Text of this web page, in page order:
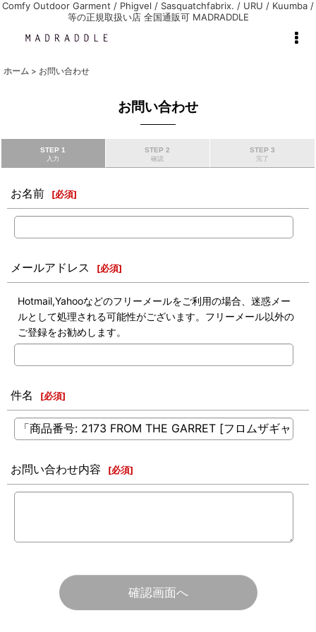
Comfy Outdoor Garment / Phigvel / Sasquatchfabrix. / URU / Kuumba /
等の正規取扱い店 全国通販可 MADRADDLE
ホーム > お問い合わせ
お問い合わせ
STEP 1
入力
STEP 2
確認
STEP 3
完了
お名前 [必須]
メールアドレス [必須]
Hotmail,Yahooなどのフリーメールをご利用の場合、迷惑メー
ルとして処理される可能性がございます。フリーメール以外の
ご登録をお勧めします。
件名 [必須]
お問い合わせ内容 [必須]
確認画面へ